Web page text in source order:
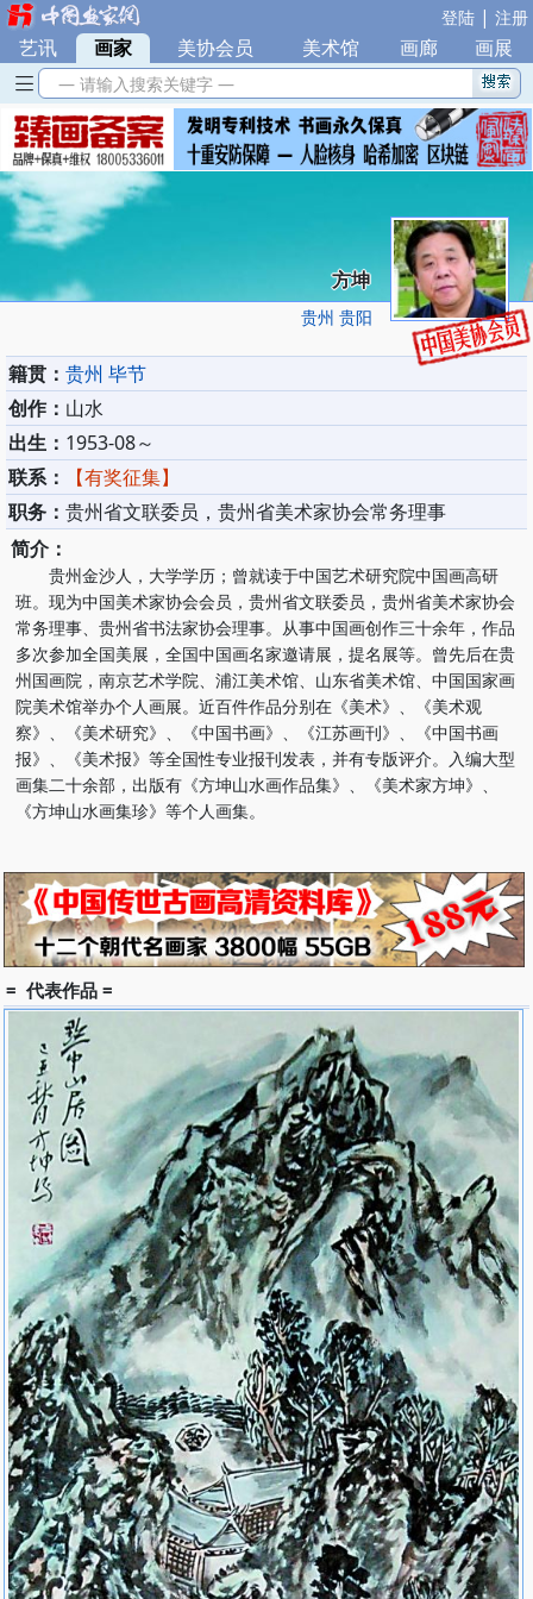
登陆 | 注册
艺讯 | 画家 美协会员 美术馆 画廊 画展
— 请输入搜索关键字 —
方坤
贵州 贵阳
籍贯： 贵州 毕节
创作： 山水
出生： 1953-08～
联系：
【有奖征集】
职务： 贵州省文联委员，贵州省美术家协会常务理事
简介：
贵州金沙人，大学学历；曾就读于中国艺术研究院中国画高研
班。现为中国美术家协会会员，贵州省文联委员，贵州省美术家协会
常务理事、贵州省书法家协会理事。从事中国画创作三十余年，作品
多次参加全国美展，全国中国画名家邀请展，提名展等。曾先后在贵
州国画院，南京艺术学院、浦江美术馆、山东省美术馆、中国国家画
院美术馆举办个人画展。近百件作品分别在《美术》、《美术观
察》、《美术研究》、《中国书画》、《江苏画刊》、《中国书画
报》、《美术报》等全国性专业报刊发表，并有专版评介。入编大型
画集二十余部，出版有《方坤山水画作品集》、《美术家方坤》、
《方坤山水画集珍》等个人画集。
= 代表作品 =